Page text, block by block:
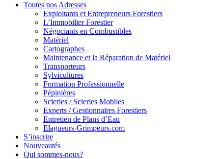
Toutes nos Adresses
Exploitants et Entrepreneurs Forestiers
L’Immobilier Forestier
Négociants en Combustibles
Matériel
Cartographes
Maintenance et la Réparation de Matériel
Transporteurs
Sylvicultures
Formation Professionnelle
Pépinières
Scieries / Scieries Mobiles
Experts / Gestionnaires Forestiers
Entretien de Plans d’Eau
Elagueurs-Grimpeurs.com
S’inscrire
Nouveautés
Qui sommes-nous?